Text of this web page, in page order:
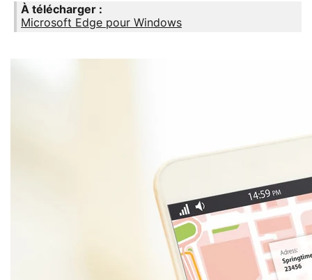
À télécharger :
Microsoft Edge pour Windows